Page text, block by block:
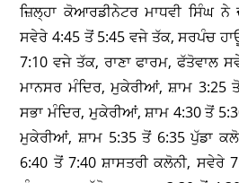
ਜ਼ਿਲ੍ਹਾ ਕੋਆਰਡੀਨੇਟਰ ਮਾਧਵੀ ਸਿੰਘ
ਸਵੇਰੇ 4:45 ਤੋਂ 5:45 ਵਜੇ ਤੱਕ, ਸਰਪੰਚ
7:10 ਵਜੇ ਤੱਕ, ਰਾਣਾ ਫਾਰਮ, ਫੱਤੋਵਾਲ
ਮਾਨਸਰ ਮੰਦਿਰ, ਮੁਕੇਰੀਆਂ, ਸ਼ਾਮ 3:25
ਸਭਾ ਮੰਦਿਰ, ਮੁਕੇਰੀਆਂ, ਸ਼ਾਮ 4:30 ਤੋਂ
ਮੁਕੇਰੀਆਂ, ਸ਼ਾਮ 5:35 ਤੋਂ 6:35 ਪੁੱਡਾ
6:40 ਤੋਂ 7:40 ਸ਼ਾਸਤਰੀ ਕਲੋਨੀ, ਸਵੇਰੇ